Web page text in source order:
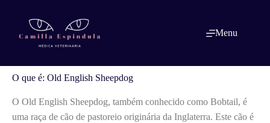
conteúdo
Menu
O que é: Old English Sheepdog
O que é: Old English Sheepdog
O Old English Sheepdog, também conhecido como Bobtail, é
uma raça de cão de pastoreio originária da Inglaterra. Este cão é